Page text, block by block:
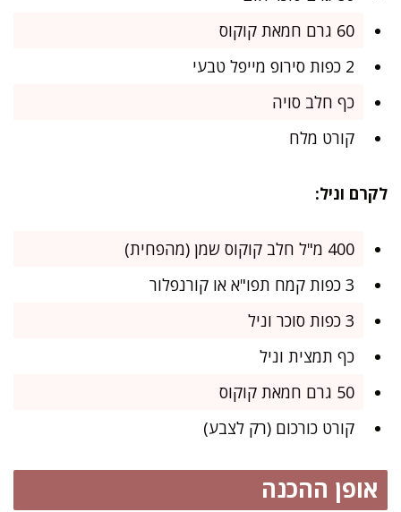
60 גרם חמאת קוקוס
2 כפות סירופ מייפל טבעי
כף חלב סויה
קורט מלח
לקרם וניל:
400 מ"ל חלב קוקוס שמן (מהפחית)
3 כפות קמח תפו"א או קורנפלור
3 כפות סוכר וניל
כף תמצית וניל
50 גרם חמאת קוקוס
קורט כורכום (רק לצבע)
אופן ההכנה